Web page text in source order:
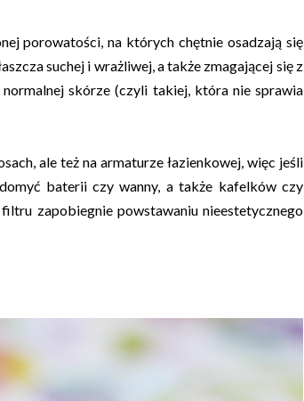
porowatości, na których chętnie osadzają się
suchej i wrażliwej, a także zmagającej się z
normalnej skórze (czyli takiej, która nie sprawia
ale też na armaturze łazienkowej, więc jeśli
baterii czy wanny, a także kafelków czy
zapobiegnie powstawaniu nieestetycznego